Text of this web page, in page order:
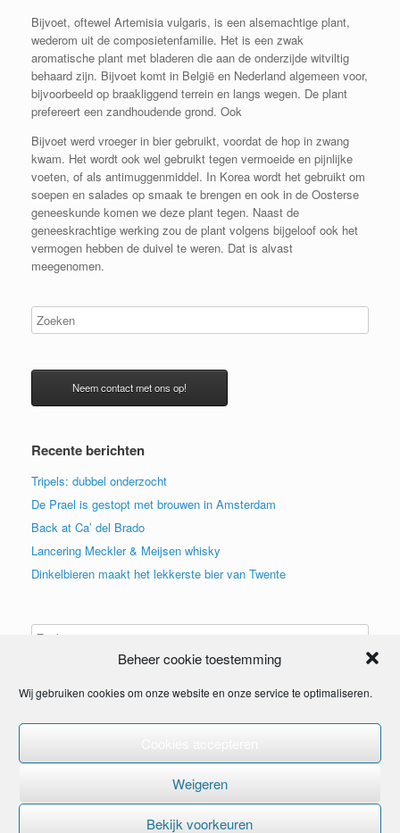
Beheer cookie toestemming
Wij gebruiken cookies om onze website en onze service te optimaliseren.
Weigeren
Bekijk voorkeuren
Bijvoet, oftewel Artemisia vulgaris, is een alsemachtige plant,
wederom uit de composietenfamilie. Het is een zwak
aromatische plant met bladeren die aan de onderzijde witviltig
behaard zijn. Bijvoet komt in België en Nederland algemeen voor,
bijvoorbeeld op braakliggend terrein en langs wegen. De plant
prefereert een zandhoudende grond. Ook
Bijvoet werd vroeger in bier gebruikt, voordat de hop in zwang
kwam. Het wordt ook wel gebruikt tegen vermoeide en pijnlijke
voeten, of als antimuggenmiddel. In Korea wordt het gebruikt om
soepen en salades op smaak te brengen en ook in de Oosterse
geneeskunde komen we deze plant tegen. Naast de
geneeskrachtige werking zou de plant volgens bijgeloof ook het
vermogen hebben de duivel te weren. Dat is alvast
meegenomen.
Neem contact met ons op!
Recente berichten
Tripels: dubbel onderzocht
De Prael is gestopt met brouwen in Amsterdam
Back at Ca’ del Brado
Lancering Meckler & Meijsen whisky
Dinkelbieren maakt het lekkerste bier van Twente